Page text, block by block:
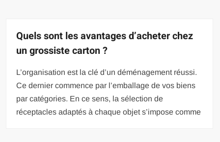
Quels sont les avantages d’acheter chez
un grossiste carton ?
L’organisation est la clé d’un déménagement réussi.
Ce dernier commence par l’emballage de vos biens
par catégories. En ce sens, la sélection de
réceptacles adaptés à chaque objet s’impose comme